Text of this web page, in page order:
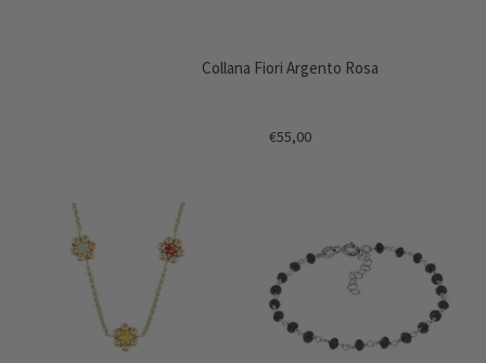
Collana Fiori Argento Rosa
€55,00